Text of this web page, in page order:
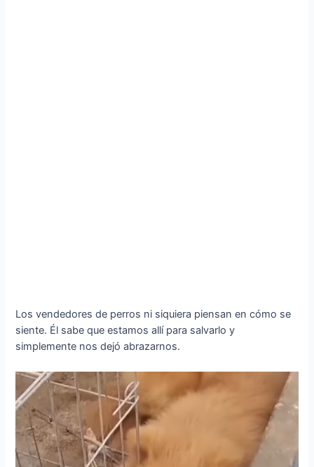
Los vendedores de perros ni siquiera piensan en cómo se
siente. Él sabe que estamos allí para salvarlo y
simplemente nos dejó abrazarnos.